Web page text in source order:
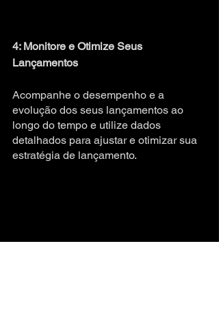
4: Monitore e Otimize Seus
Lançamentos
Acompanhe o desempenho e a
evolução dos seus lançamentos ao
longo do tempo e utilize dados
detalhados para ajustar e otimizar sua
estratégia de lançamento.